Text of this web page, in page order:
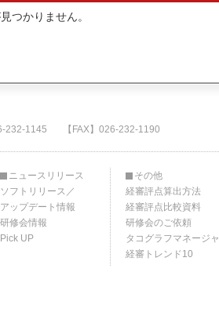
つかりません。
232-1145 【FAX】026-232-1190
ニュースリリース
ソフトリリース／
アップデート情報
研修会情報
Pick UP
その他
経審評点算出方法
経審評点比較資料
研修会のご依頼
タコグラフマネージャ
経審トレンド10